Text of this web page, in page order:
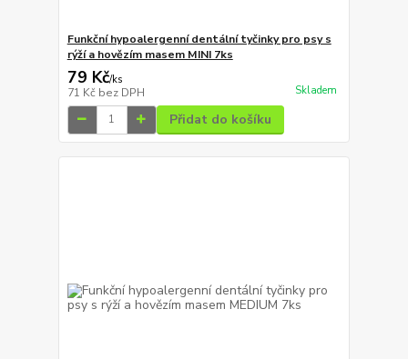
Funkční hypoalergenní dentální tyčinky pro psy s
rýží a hovězím masem MINI 7ks
79 Kč/ks
71 Kč bez DPH Skladem
Přidat do košíku